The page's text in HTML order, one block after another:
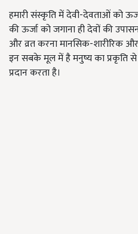
हमारी संस्कृति में देवी-देवताओं को
की ऊर्जा को जगाना ही देवों की
और व्रत करना मानसिक-शारीरिक
इन सबके मूल में है मनुष्य का प्रकृति से
प्रदान करता है।